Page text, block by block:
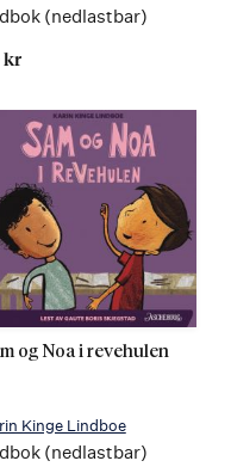
(nedlastbar)
kr
og Noa i revehulen
Kinge Lindboe
(nedlastbar)